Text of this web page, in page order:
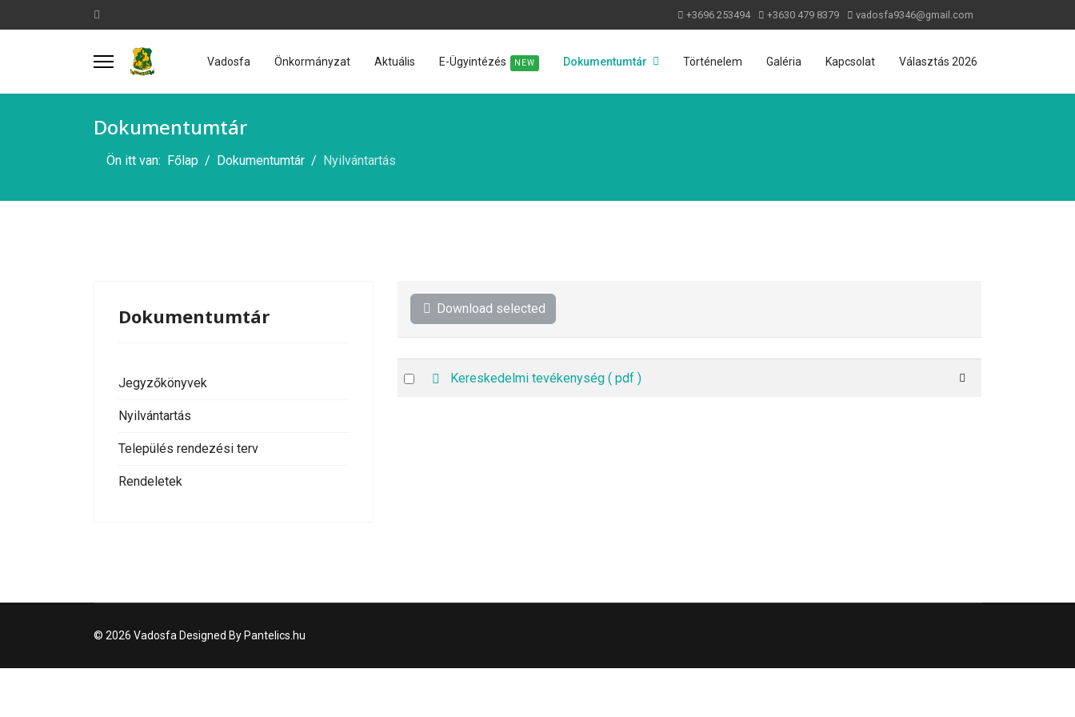
+3696 253494 +3630 479 8379 vadosfa9346@gmail.com
Vadosfa Önkormányzat Aktuális E-Ügyintézés NEW Dokumentumtár Történelem Galéria Kapcsolat Választás 2026
Dokumentumtár
Ön itt van: Főlap Dokumentumtár Nyilvántartás
Dokumentumtár
Jegyzőkönyvek
Nyilvántartás
Település rendezési terv
Rendeletek
Download selected
Select
pKereskedelmi tevékenység ( pdf )
© 2026 Vadosfa Designed By Pantelics.hu